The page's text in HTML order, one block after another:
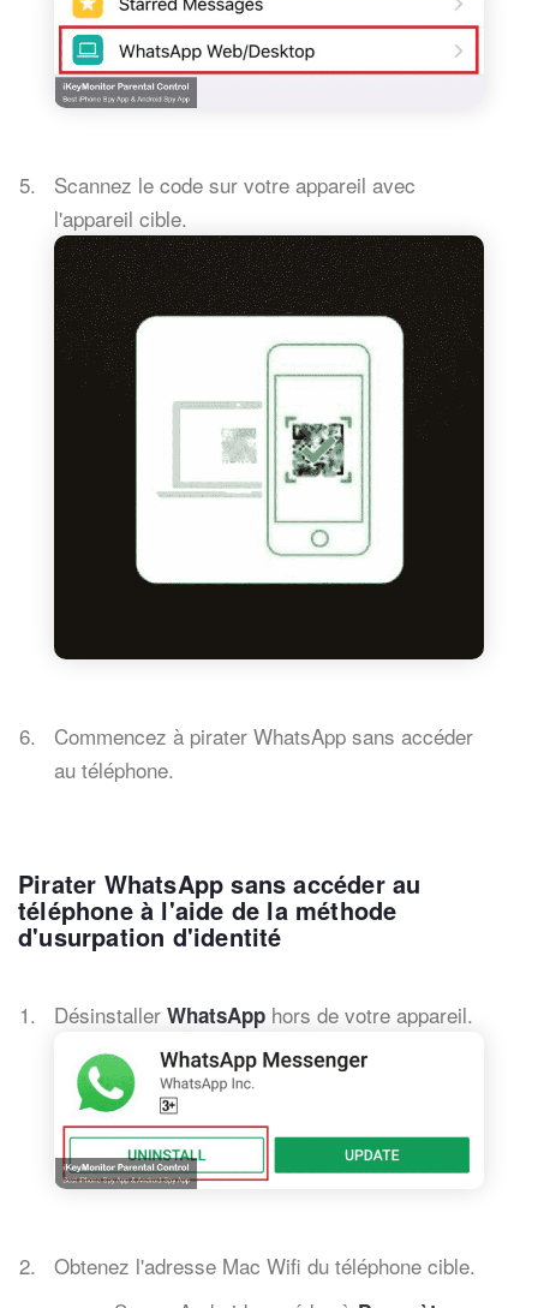
Scannez le code sur votre appareil avec
l'appareil cible.
Commencez à pirater WhatsApp sans accéder
au téléphone.
Pirater WhatsApp sans accéder au
téléphone à l'aide de la méthode
d'usurpation d'identité
Désinstaller WhatsApp hors de votre appareil.
Obtenez l'adresse Mac Wifi du téléphone cible.